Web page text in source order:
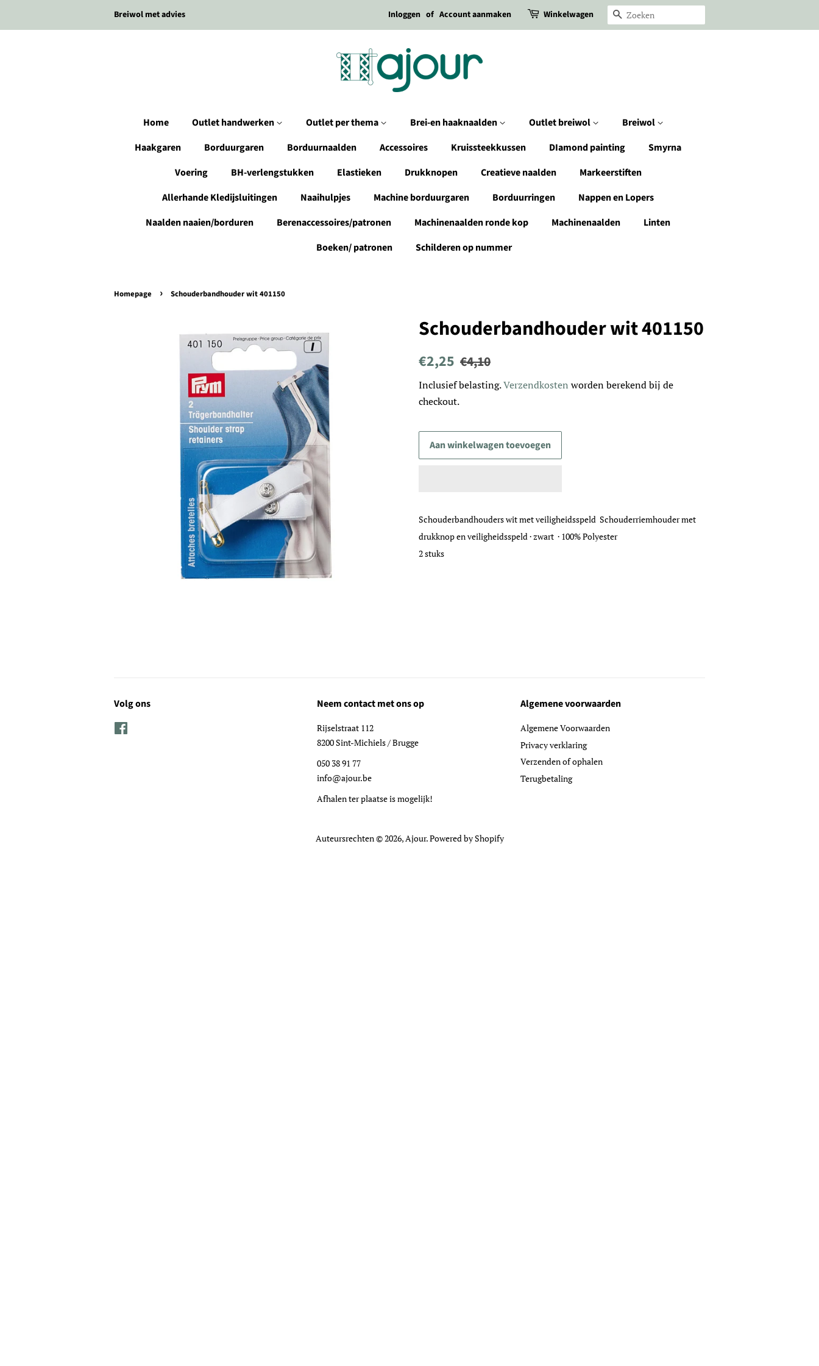
Breiwol met advies Inloggen of Account aanmaken Winkelwagen Zoeken
Home Outlet handwerken Outlet per thema Brei-en haaknaalden Outlet breiwol
Breiwol
Haakgaren
Borduurgaren Borduurnaalden Accessoires Kruissteekkussen DIamond painting
Smyrna
Voering
BH-verlengstukken Elastieken Drukknopen Creatieve naalden
Markeerstiften
Allerhande Kledijsluitingen
Naaihulpjes Machine borduurgaren Borduurringen
Nappen en Lopers
Naalden naaien/borduren
Berenaccessoires/patronen Machinenaalden ronde kop Machinenaalden
Linten
Boeken/ patronen
Schilderen op nummer
Homepage › Schouderbandhouder wit 401150
Schouderbandhouder wit 401150
Normale
€2,25 Aanbiedingsprijs
€4,10
Inclusief belasting.Verzendkosten worden berekend bij de
checkout.
Aan winkelwagen toevoegen
Schouderbandhouders wit met veiligheidsspeld Schouderriemhouder met
drukknop en veiligheidsspeld · zwart · 100% Polyester
2 stuks
Volg ons Neem contact met ons op
Rijselstraat 112
8200 Sint-Michiels / Brugge
050 38 91 77
info@ajour.be
Afhalen ter plaatse is mogelijk!
Algemene voorwaarden
Algemene Voorwaarden
Privacy verklaring
Verzenden of ophalen
Terugbetaling
Auteursrechten © 2026,Ajour. Powered by Shopify